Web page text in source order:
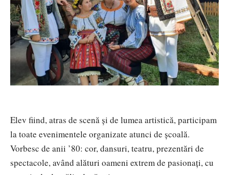
Elev fiind, atras de scenă și de lumea artistică, participam
la toate evenimentele organizate atunci de școală.
Vorbesc de anii ’80: cor, dansuri, teatru, prezentări de
spectacole, având alături oameni extrem de pasionați, cu